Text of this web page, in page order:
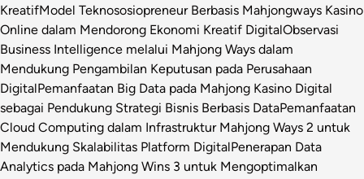
KreatifModel Teknososiopreneur Berbasis Mahjongways Kasino
Online dalam Mendorong Ekonomi Kreatif DigitalObservasi
Business Intelligence melalui Mahjong Ways dalam
Mendukung Pengambilan Keputusan pada Perusahaan
DigitalPemanfaatan Big Data pada Mahjong Kasino Digital
sebagai Pendukung Strategi Bisnis Berbasis DataPemanfaatan
Cloud Computing dalam Infrastruktur Mahjong Ways 2 untuk
Mendukung Skalabilitas Platform DigitalPenerapan Data
Analytics pada Mahjong Wins 3 untuk Mengoptimalkan